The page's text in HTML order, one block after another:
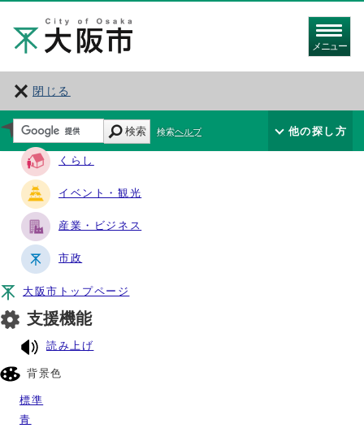
メニュー
閉じる
サイト・ナビ
くらし
イベント・観光
産業・ビジネス
市政
大阪市トップページ
支援機能
読み上げ
背景色
標準
青
検索 検索ヘルプ 他の探し方